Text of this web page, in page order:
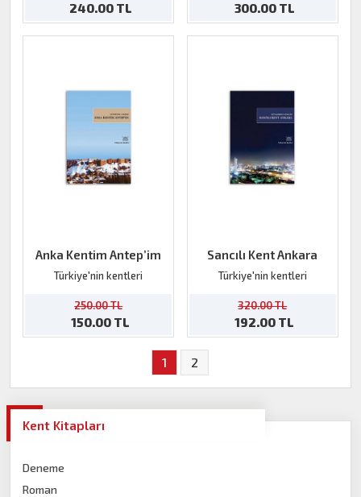
Kent Kitapları
Deneme
Roman
240.00 TL 300.00 TL
Anka Kentim Antep’im
Türkiye'nin kentleri
250.00 TL
150.00 TL
Sancılı Kent Ankara
Türkiye'nin kentleri
320.00 TL
192.00 TL
1 2